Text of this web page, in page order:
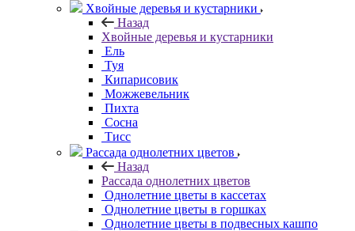
Хвойные деревья и кустарники
Назад
Хвойные деревья и кустарники
Ель
Туя
Кипарисовик
Можжевельник
Пихта
Сосна
Тисc
Рассада однолетних цветов
Назад
Рассада однолетних цветов
Однолетние цветы в кассетах
Однолетние цветы в горшках
Однолетние цветы в подвесных кашпо